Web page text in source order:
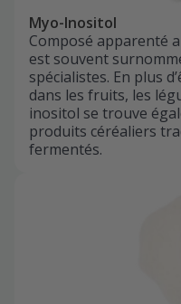
Myo-Inositol
Composé apparenté
est souvent
spécialistes. En plus
dans les fruits, les
inositol se trouve
produits céréaliers
fermentés.